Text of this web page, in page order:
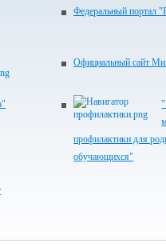
Федеральный портал
Официальный сайт
профилактики для
обучающихся"